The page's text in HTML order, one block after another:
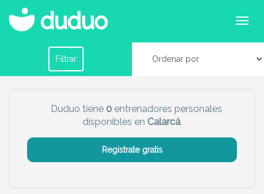
Entrenadores personales en Calarcá
Filtrar
Filtrar por horario
Más servicio del dudú
Duduo tiene 0 entrenadores personales
disponibles en Calarcá.
Regístrate gratis